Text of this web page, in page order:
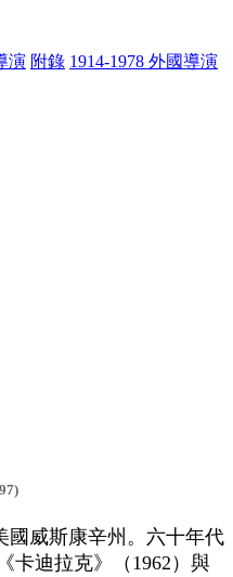
演 附錄 1914-1978 外國導演
國威斯康辛州。六十年代
卡迪拉克》（1962）與